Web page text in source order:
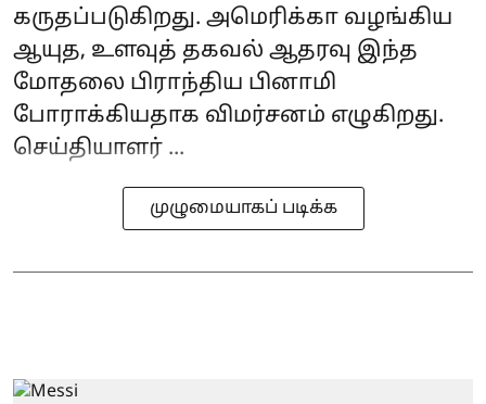
கருதப்படுகிறது. அமெரிக்கா வழங்கிய
ஆயுத, உளவுத் தகவல் ஆதரவு இந்த
மோதலை பிராந்திய பினாமி
போராக்கியதாக விமர்சனம் எழுகிறது.
செய்தியாளர் ...
முழுமையாகப் படிக்க